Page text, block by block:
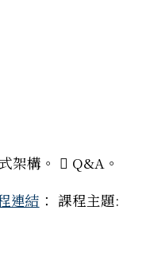
工作坊
架構。  Q&A。
連結 ： 課程主題: